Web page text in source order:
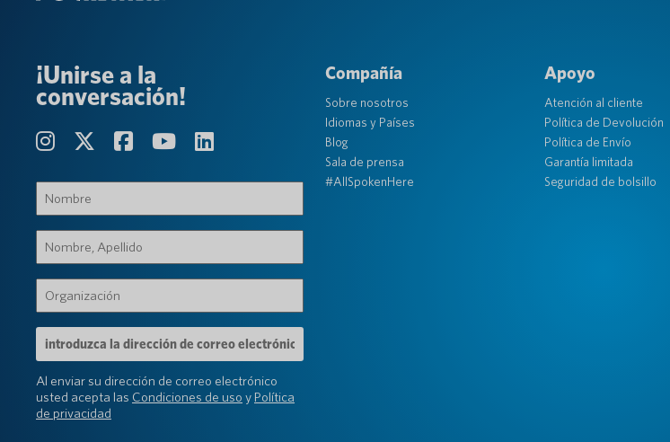
¡Unirse a la
conversación!
Nombre
(Requerido)
Nombre,
Apellido
(Requerido)
Dirección
de
electrónico
(Requerido)
Al enviar su dirección de correo electrónico
usted acepta las Condiciones de uso y Política
de privacidad
Compañía
Sobre nosotros
Idiomas y Países
Blog
Sala de prensa
#AllSpokenHere
Apoyo
Atención al cliente
Política de Devolución
Política de Envío
Garantía limitada
Seguridad de bolsillo